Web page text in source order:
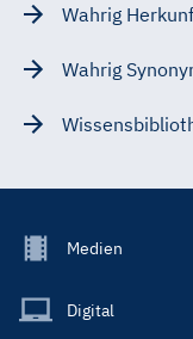
Wahrig
Wahrig
Footer
Main
Medien
Digital